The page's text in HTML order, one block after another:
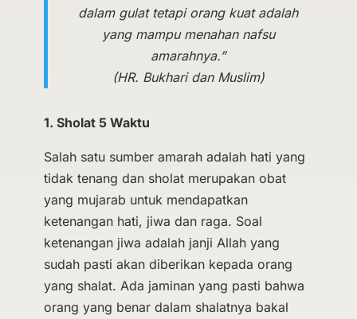
dalam gulat tetapi orang kuat adalah
yang mampu menahan nafsu
amarahnya.”
(HR. Bukhari dan Muslim)
1. Sholat 5 Waktu
Salah satu sumber amarah adalah hati yang
tidak tenang dan sholat merupakan obat
yang mujarab untuk mendapatkan
ketenangan hati, jiwa dan raga. Soal
ketenangan jiwa adalah janji Allah yang
sudah pasti akan diberikan kepada orang
yang shalat. Ada jaminan yang pasti bahwa
orang yang benar dalam shalatnya bakal